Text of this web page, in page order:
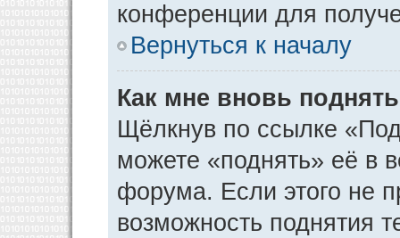
конференции для
Вернуться к началу
Как мне вновь
Щёлкнув по ссылке
можете «поднять» её в
форума. Если этого не
возможность поднятия